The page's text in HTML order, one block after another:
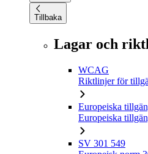
Tillbaka
Lagar och
WCAG
Riktlinjer för
Europeiska
Europeiska
SV 301 549